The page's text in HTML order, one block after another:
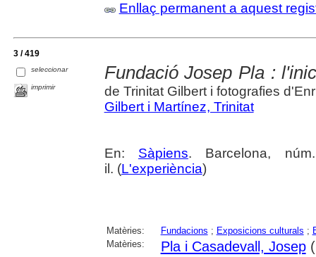
Enllaç permanent a aquest
3 / 419
seleccionar
imprimir
Fundació Josep Pla :
de Trinitat Gilbert i fotografies
Gilbert i Martínez, Trinitat
En: Sàpiens. Barcelona,
il. (L'experiència)
Matèries: Fundacions ; Exposicions culturals ;
Matèries:
Pla i Casadevall, Josep